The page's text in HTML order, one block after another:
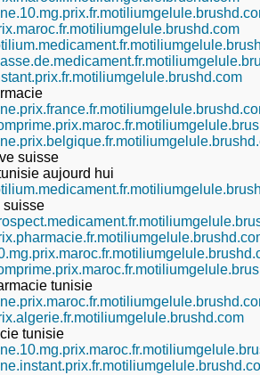
suisse
aujourd hui
suisse
tunisie
tunisie